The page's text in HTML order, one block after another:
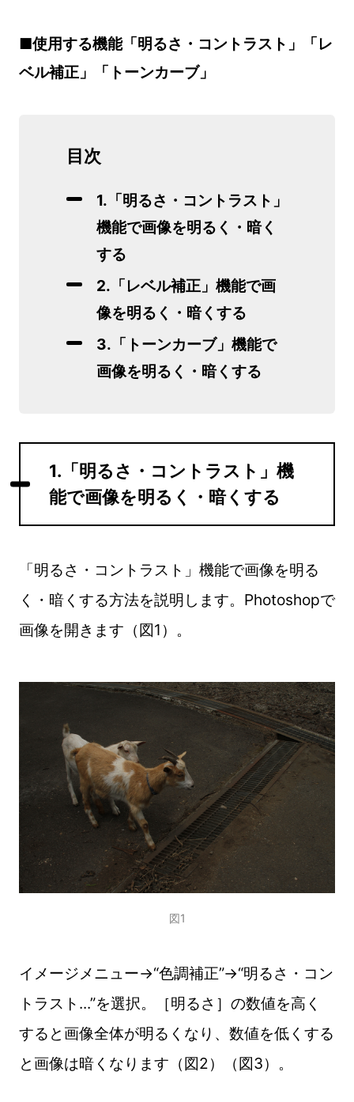
■使用する機能「明るさ・コントラスト」「レ
ベル補正」「トーンカーブ」
目次
1.「明るさ・コントラスト」
機能で画像を明るく・暗く
する
2.「レベル補正」機能で画
像を明るく・暗くする
3.「トーンカーブ」機能で
画像を明るく・暗くする
1.「明るさ・コントラスト」機
能で画像を明るく・暗くする
「明るさ・コントラスト」機能で画像を明る
く・暗くする方法を説明します。Photoshopで
画像を開きます（図1）。
図1
イメージメニュー→“色調補正”→“明るさ・コン
トラスト...”を選択。［明るさ］の数値を高く
すると画像全体が明るくなり、数値を低くする
と画像は暗くなります（図2）（図3）。